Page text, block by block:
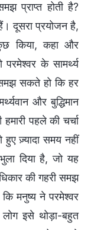
प्राप्त होती है?
दूसरा प्रयोजन है,
किया, कहा और
के सामर्थ्य
सकते हो कि हर
और बुद्धिमान
पहले की चर्चा
ज़्यादा समय नहीं
दिया है, जो यह
की गहरी समझ
मनुष्य ने परमेश्वर
इसे थोड़ा-बहुत